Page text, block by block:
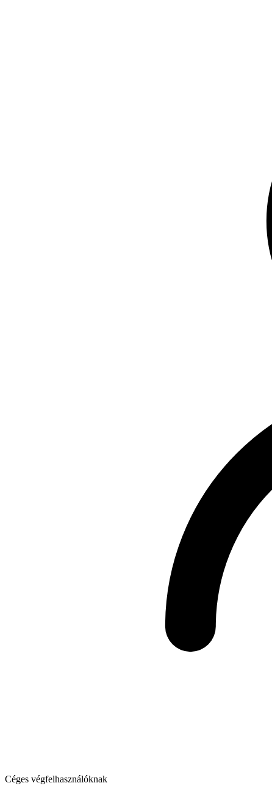
Céges végfelhasználóknak